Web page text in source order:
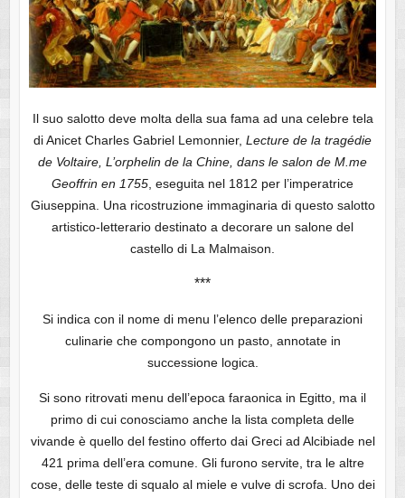
Il suo salotto deve molta della sua fama ad una celebre tela
di Anicet Charles Gabriel Lemonnier, Lecture de la tragédie
de Voltaire, L’orphelin de la Chine, dans le salon de M.me
Geoffrin en 1755, eseguita nel 1812 per l’imperatrice
Giuseppina. Una ricostruzione immaginaria di questo salotto
artistico-letterario destinato a decorare un salone del
castello di La Malmaison.
***
Si indica con il nome di menu l’elenco delle preparazioni
culinarie che compongono un pasto, annotate in
successione logica.
Si sono ritrovati menu dell’epoca faraonica in Egitto, ma il
primo di cui conosciamo anche la lista completa delle
vivande è quello del festino offerto dai Greci ad Alcibiade nel
421 prima dell’era comune. Gli furono servite, tra le altre
cose, delle teste di squalo al miele e vulve di scrofa. Uno dei